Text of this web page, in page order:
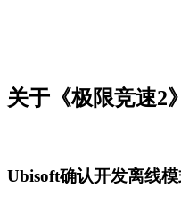
关于《极限竞速2
Ubisoft确认开发离线